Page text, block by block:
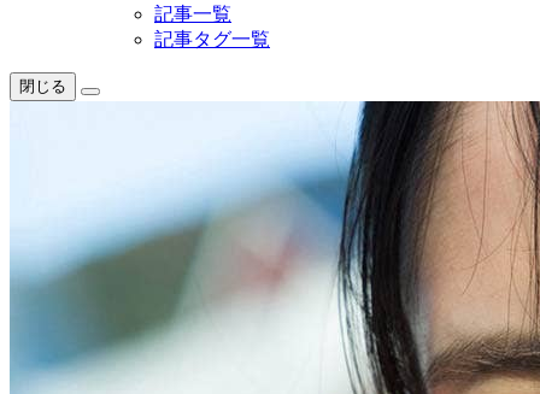
記事一覧
記事タグ一覧
閉じる